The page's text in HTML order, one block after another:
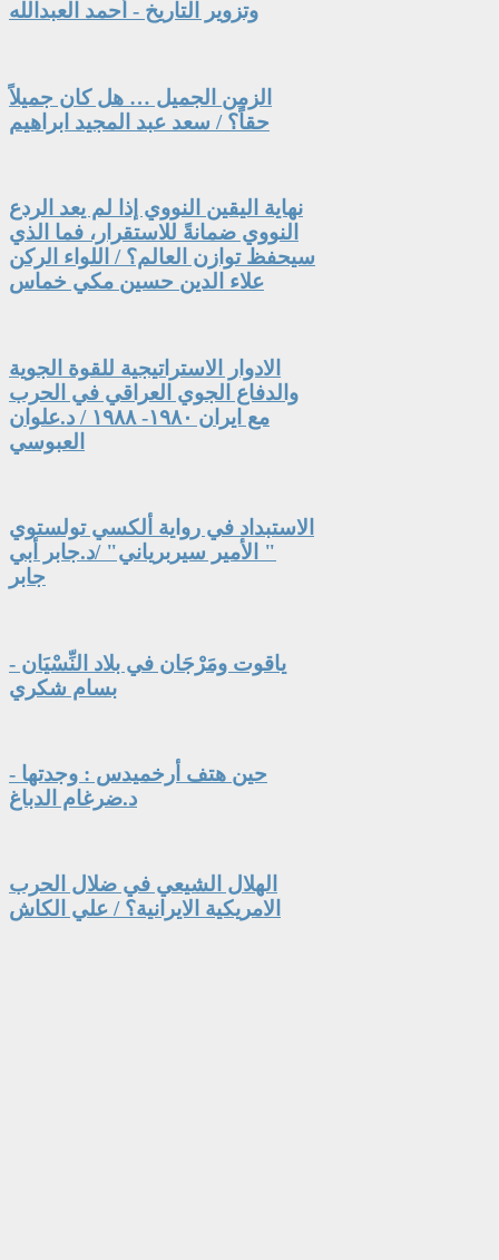
وتزوير التاريخ - أحمد العبدالله
الزمن الجميل … هل كان جميلاً
حقاً؟ / سعد عبد المجيد ابراهيم
نهاية اليقين النووي إذا لم يعد الردع
النووي ضمانةً للاستقرار، فما الذي
سيحفظ توازن العالم؟ / اللواء الركن
علاء الدين حسين مكي خماس
الادوار الاستراتيجية للقوة الجوية
والدفاع الجوي العراقي في الحرب
مع ايران ١٩٨٠- ١٩٨٨ / د.علوان
العبوسي
الاستبداد في رواية ألكسي تولستوي
" الأمير سيربرياني" /د.جابر أبي
جابر
ياقوت ومَرْجَان في بلاد النِّسْيَان -
بسام شكري
حين هتف أرخميدس : وجدتها -
د.ضرغام الدباغ
الهلال الشيعي في ضلال الحرب
الامريكية الايرانية؟ / علي الكاش